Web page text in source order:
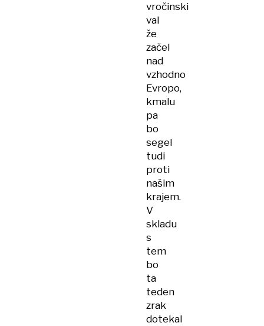
vročinski
val
že
začel
nad
vzhodno
Evropo,
kmalu
pa
bo
segel
tudi
proti
našim
krajem.
V
skladu
s
tem
bo
ta
teden
zrak
dotekal